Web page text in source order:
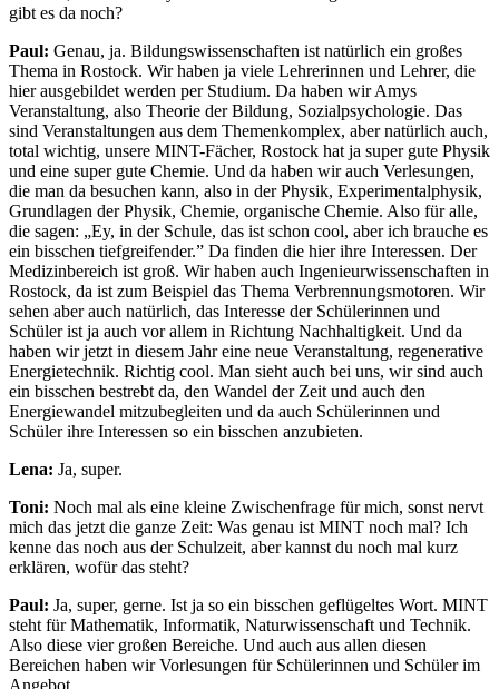
gibt es da noch?
Paul: Genau, ja. Bildungswissenschaften ist natürlich ein großes
Thema in Rostock. Wir haben ja viele Lehrerinnen und Lehrer, die
hier ausgebildet werden per Studium. Da haben wir Amys
Veranstaltung, also Theorie der Bildung, Sozialpsychologie. Das
sind Veranstaltungen aus dem Themenkomplex, aber natürlich auch,
total wichtig, unsere MINT-Fächer, Rostock hat ja super gute Physik
und eine super gute Chemie. Und da haben wir auch Verlesungen,
die man da besuchen kann, also in der Physik, Experimentalphysik,
Grundlagen der Physik, Chemie, organische Chemie. Also für alle,
die sagen: „Ey, in der Schule, das ist schon cool, aber ich brauche es
ein bisschen tiefgreifender.” Da finden die hier ihre Interessen. Der
Medizinbereich ist groß. Wir haben auch Ingenieurwissenschaften in
Rostock, da ist zum Beispiel das Thema Verbrennungsmotoren. Wir
sehen aber auch natürlich, das Interesse der Schülerinnen und
Schüler ist ja auch vor allem in Richtung Nachhaltigkeit. Und da
haben wir jetzt in diesem Jahr eine neue Veranstaltung, regenerative
Energietechnik. Richtig cool. Man sieht auch bei uns, wir sind auch
ein bisschen bestrebt da, den Wandel der Zeit und auch den
Energiewandel mitzubegleiten und da auch Schülerinnen und
Schüler ihre Interessen so ein bisschen anzubieten.
Lena: Ja, super.
Toni: Noch mal als eine kleine Zwischenfrage für mich, sonst nervt
mich das jetzt die ganze Zeit: Was genau ist MINT noch mal? Ich
kenne das noch aus der Schulzeit, aber kannst du noch mal kurz
erklären, wofür das steht?
Paul: Ja, super, gerne. Ist ja so ein bisschen geflügeltes Wort. MINT
steht für Mathematik, Informatik, Naturwissenschaft und Technik.
Also diese vier großen Bereiche. Und auch aus allen diesen
Bereichen haben wir Vorlesungen für Schülerinnen und Schüler im
Angebot.